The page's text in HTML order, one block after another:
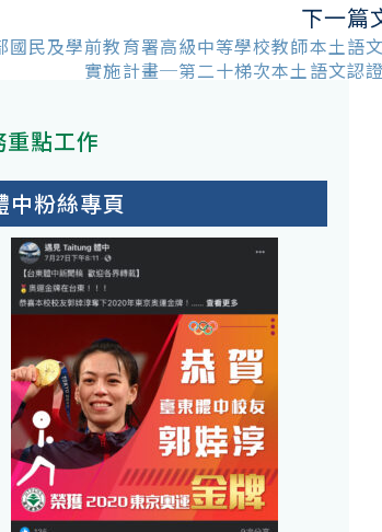
下一篇
國民及學前教育署高級中等學校教師本土語
實施計畫─第二十梯次本土語文認
重點工作
中粉絲專頁